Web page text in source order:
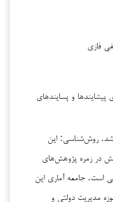
فازی
و پسایندهای
روش‌شناسی: این
در زمره پژوهش‌های
است. جامعه آماری این
مدیریت دولتی و